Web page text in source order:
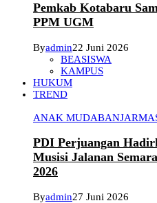
Pemkab Kotabaru
PPM UGM
Byadmin22 Juni 2026
BEASISWA
KAMPUS
HUKUM
TREND
ANAK MUDA
PDI Perjuangan
Musisi Jalanan
2026
Byadmin27 Juni 2026